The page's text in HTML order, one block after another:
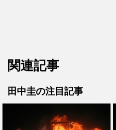
関連記事
田中圭の注目記事